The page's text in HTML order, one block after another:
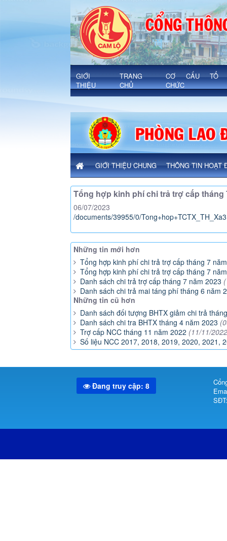
Chi tiết bài viết - Xã Cam Lộ
'
GIỚI
THIỆU
TRANG
CHỦ
CƠ CẤU TỔ
CHỨC
GIỚI THIỆU CHUNG THÔNG TIN HOẠT
Tổng hợp kinh phí chi trả trợ cấp tháng
06/07/2023
/documents/39955/0/
Những tin mới hơn
Tổng hợp kinh phí chi trả trợ cấp tháng 7
Tổng hợp kinh phí chi trả trợ cấp tháng 7
Danh sách chi trả trợ cấp tháng 7 năm 2023
Danh sách chi trả mai táng phí tháng 6 năm
Những tin cũ hơn
Danh sách đối tượng BHTX giảm chi trả
Danh sách chi tra BHTX tháng 4 năm 2023
Trợ cấp NCC tháng 11 năm 2022 (11/11/
Số liệu NCC 2017, 2018, 2019, 2020, 2021,
Đang truy cập: 8